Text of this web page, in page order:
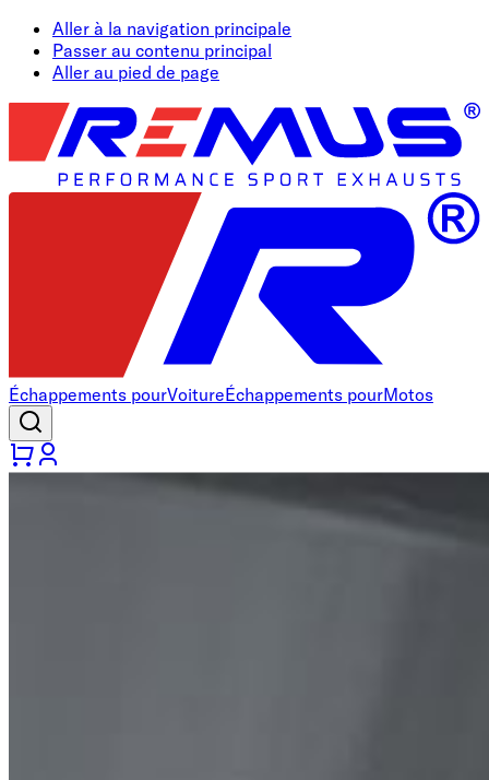
Aller à la navigation principale
Passer au contenu principal
Aller au pied de page
Échappements pourVoitureÉchappements pourMotos